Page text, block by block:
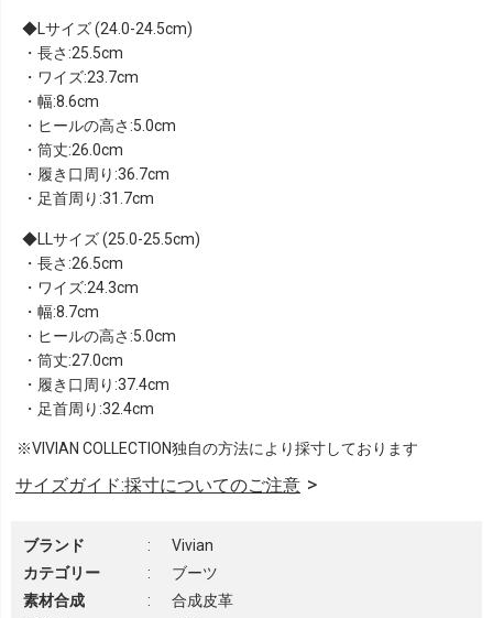
Lサイズ (24.0-24.5cm)
・長さ:25.5cm
・ワイズ:23.7cm
・幅:8.6cm
・ヒールの高さ:5.0cm
・筒丈:26.0cm
・履き口周り:36.7cm
・足首周り:31.7cm
LLサイズ (25.0-25.5cm)
・長さ:26.5cm
・ワイズ:24.3cm
・幅:8.7cm
・ヒールの高さ:5.0cm
・筒丈:27.0cm
・履き口周り:37.4cm
・足首周り:32.4cm
※VIVIAN COLLECTION独自の方法により採寸しております
サイズガイド:採寸についてのご注意
ブランド :
Vivian
カテゴリー
:
ブーツ
素材合成
:
合成皮革